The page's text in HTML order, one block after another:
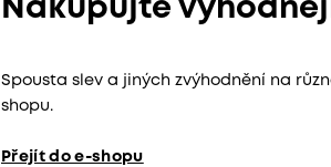
Nakupujte
Spousta slev a jiných zvýhodnění na
shopu.
Přejít do e-shopu